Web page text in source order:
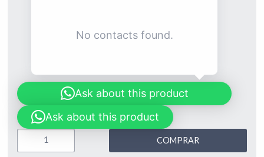
No contacts found.
Ask about this product
Ask about this product
COMPRAR